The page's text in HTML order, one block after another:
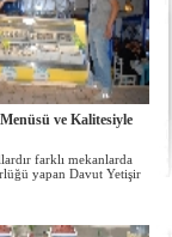
ve Kalitesiyle
farklı mekanlarda
yapan Davut Yetişir